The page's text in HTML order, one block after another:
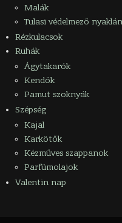
Malák
Tulasi védelmező
Rézkulacsok
Ruhák
Ágytakarók
Kendők
Pamut szoknyák
Szépség
Kajal
Karkötők
Kézműves szappanok
Parfümolajok
Valentin nap